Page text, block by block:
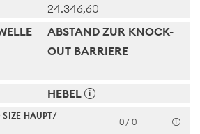
24.346,60
ABSTAND ZUR KNOCK-
OUT BARRIERE
HEBEL
HAUPT/
0 / 0